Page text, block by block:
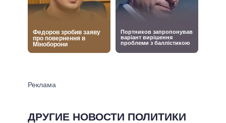
ДРУГИЕ НОВОСТИ ПОЛИТИКИ